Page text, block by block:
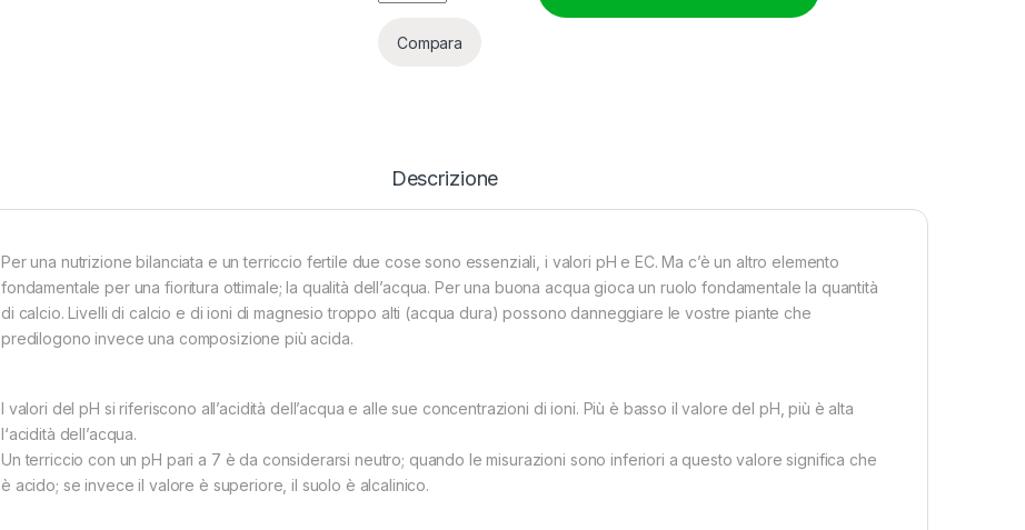
Compara
Descrizione
Per una nutrizione bilanciata e un terriccio fertile due cose sono essenziali, i valori pH e EC. Ma c’è un altro elemento
fondamentale per una fioritura ottimale; la qualità dell’acqua. Per una buona acqua gioca un ruolo fondamentale la quantità
di calcio. Livelli di calcio e di ioni di magnesio troppo alti (acqua dura) possono danneggiare le vostre piante che
predilogono invece una composizione più acida.
I valori del pH si riferiscono all’acidità dell’acqua e alle sue concentrazioni di ioni. Più è basso il valore del pH, più è alta
l‘acidità dell’acqua.
Un terriccio con un pH pari a 7 è da considerarsi neutro; quando le misurazioni sono inferiori a questo valore significa che
è acido; se invece il valore è superiore, il suolo è alcalinico.